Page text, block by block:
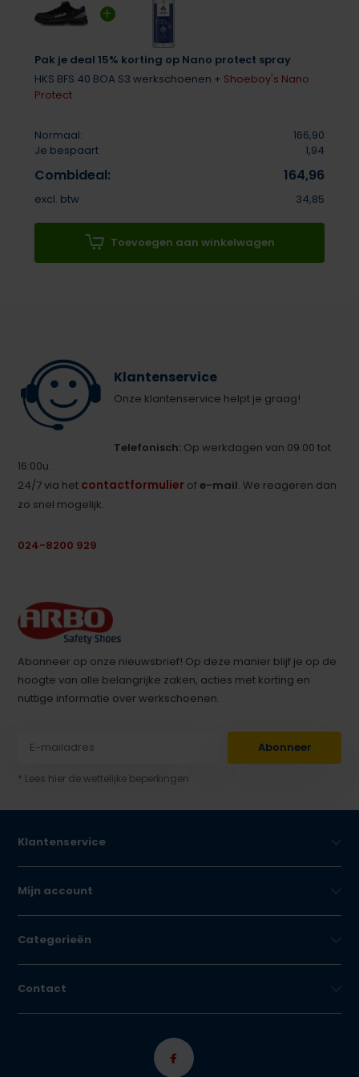
Pak je deal 15% korting op Nano protect spray
HKS BFS 40 BOA S3 werkschoenen + Shoeboy's Nano
Protect
Normaal:
166,90
Je bespaart
1,94
Combideal: 164,96
excl. btw 34,85
Toevoegen aan winkelwagen
Klantenservice
Onze klantenservice helpt je graag!
Telefonisch: Op werkdagen van 09:00 tot
16:00u.
24/7 via het contactformulier ofe-mail. We reageren dan
zo snel mogelijk.
024-8200 929
Abonneer op onze nieuwsbrief! Op deze manier blijf je op de
hoogte van alle belangrijke zaken, acties met korting en
nuttige informatie over werkschoenen.
Abonneer
* Lees hier de wettelijke beperkingen
Klantenservice
Mijn account
Categorieën
Contact